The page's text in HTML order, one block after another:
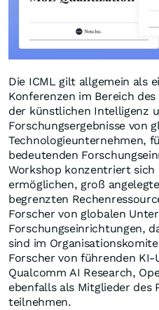
Die ICML gilt allgemein als
Konferenzen im Bereich
der künstlichen Intelligenz
Forschungsergebnisse von
Technologieunternehmen,
bedeutenden
Workshop konzentriert sich
ermöglichen, groß
begrenzten
Forscher von globalen
Forschungseinrichtungen,
sind im
Forscher von führenden KI-
Qualcomm AI Research,
ebenfalls als Mitglieder des
teilnehmen.